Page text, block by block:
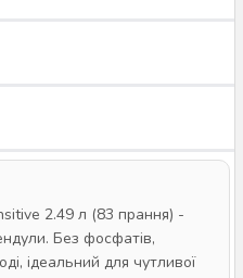
2.49 л (83 прання) -
Без фосфатів,
ідеальний для чутливої